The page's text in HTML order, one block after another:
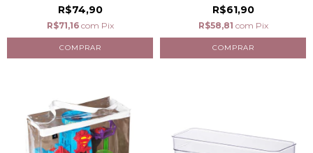
R$74,90
R$71,16 com Pix
R$61,90
R$58,81 com Pix